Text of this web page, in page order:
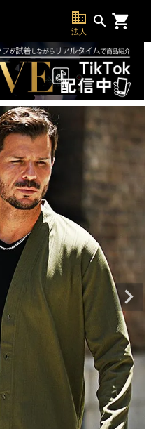
business
法人
search